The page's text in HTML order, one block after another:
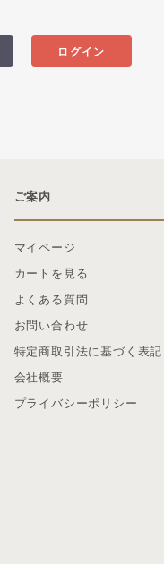
ログイン
ご案内
マイページ
カートを見る
よくある質問
お問い合わせ
特定商取引法に基づく表記
会社概要
プライバシーポリシー